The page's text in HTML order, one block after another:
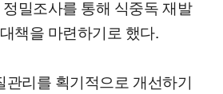
밀조사를 통해 식중독 재발
책을 마련하기로 했다.
관리를 획기적으로 개선하기